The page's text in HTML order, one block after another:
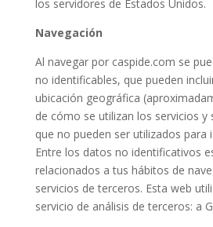
los servidores de Estados Unidos.
Navegación
Al navegar por caspide.com se
no identificables, que pueden
ubicación geográfica
de cómo se utilizan los servicios
que no pueden ser utilizados para
Entre los datos no identificativos
relacionados a tus hábitos de
servicios de terceros. Esta web
servicio de análisis de terceros: a